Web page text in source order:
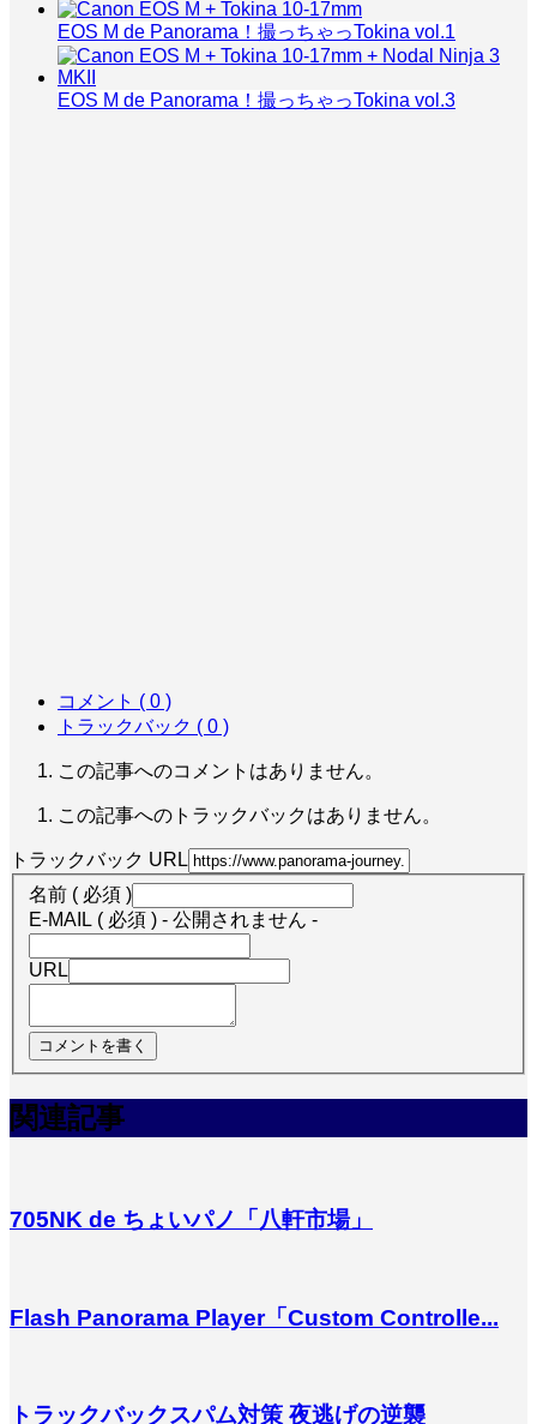
EOS M de Panorama！撮っちゃっTokina vol.1
EOS M de Panorama！撮っちゃっTokina vol.3
コメント ( 0 )
トラックバック ( 0 )
この記事へのコメントはありません。
この記事へのトラックバックはありません。
トラックバック URL
名前 ( 必須 )
E-MAIL ( 必須 ) - 公開されません -
URL
関連記事
705NK de ちょいパノ「八軒市場」
Flash Panorama Player「Custom Controlle...
トラックバックスパム対策 夜逃げの逆襲